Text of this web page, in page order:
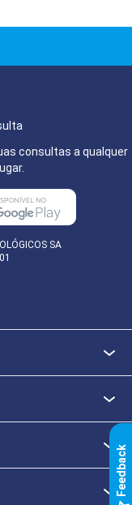
consultas a qualquer
SA
k